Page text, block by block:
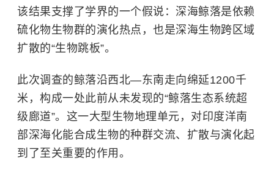
该结果支撑了学界的一个假说：深海鲸落是依赖
硫化物生物群的演化热点，也是深海生物跨区域
扩散的“生物跳板”。
此次调查的鲸落沿西北—东南走向绵延1200千
米，构成一处此前从未发现的“鲸落生态系统超
级廊道”。这一大型生物地理单元，对印度洋南
部深海化能合成生物的种群交流、扩散与演化起
到了至关重要的作用。